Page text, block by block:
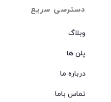
دسترسی سریع
وبلاگ
پلن ها
درباره ما
تماس باما